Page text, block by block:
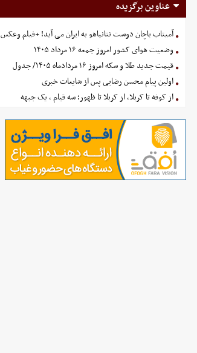
عناوین برگزیده
آمیتاب باچان دوست نتانیاهو به ایران می آید! +فیلم وعکس
وضعیت هوای کشور امروز جمعه ۱۶ مرداد ۱۴۰۵
قیمت جدید طلا و سکه امروز ۱۶ مردادماه ۱۴۰۵/ جدول
اولین پیام محسن رضایی پس از شایعات خبری
از کوفه تا کربلا، از کربلا تا ظهور؛ سه قیام ، یک جبهه